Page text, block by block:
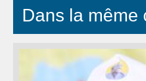
Dans la même